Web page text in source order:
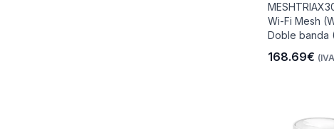
Wi-Fi Mesh
Doble banda
168.69€